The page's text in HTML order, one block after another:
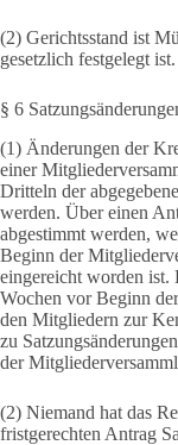
(2) Gerichtsstand ist
gesetzlich festgelegt ist.
§ 6
(1) Änderungen der
einer
Dritteln der
werden. Über einen
abgestimmt werden,
Beginn der
eingereicht worden ist.
Wochen vor Beginn
den Mitgliedern zur
zu
der
(2) Niemand hat das
fristgerechten Antrag